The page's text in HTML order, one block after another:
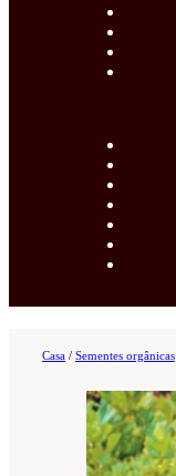
Casa / Sementes orgânicas